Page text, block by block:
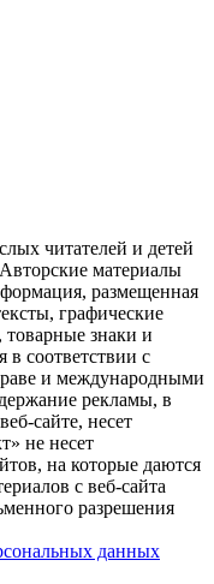
читателей и детей
материалы
размещенная
графические
знаки и
в соответствии с
и международными
рекламы, в
сайте, несет
не несет
на которые даются
с веб-сайта
разрешения
данных